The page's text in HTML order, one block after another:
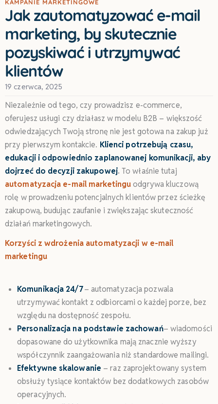
KAMPANIE MARKETINGOWE
Jak zautomatyzować e-mail
marketing, by skutecznie
pozyskiwać i utrzymywać
klientów
19 czerwca, 2025
Niezależnie od tego, czy prowadzisz e-commerce,
oferujesz usługi czy działasz w modelu B2B – większość
odwiedzających Twoją stronę nie jest gotowa na zakup już
przy pierwszym kontakcie. Klienci potrzebują czasu,
edukacji i odpowiednio zaplanowanej komunikacji, aby
dojrzeć do decyzji zakupowej. To właśnie tutaj
automatyzacja e-mail marketinguodgrywa kluczową
rolę w prowadzeniu potencjalnych klientów przez ścieżkę
zakupową, budując zaufanie i zwiększając skuteczność
działań marketingowych.
Korzyści z wdrożenia automatyzacji w e-mail
marketingu
Komunikacja 24/7– automatyzacja pozwala
utrzymywać kontakt z odbiorcami o każdej porze, bez
względu na dostępność zespołu.
Personalizacja na podstawie zachowań– wiadomości
dopasowane do użytkownika mają znacznie wyższy
współczynnik zaangażowania niż standardowe mailingi.
Efektywne skalowanie – raz zaprojektowany system
obsłuży tysiące kontaktów bez dodatkowych zasobów
operacyjnych.